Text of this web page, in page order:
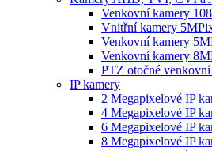
Venkovní kamery
Vnitřní kamery
Venkovní kamery
Venkovní kamery
PTZ otočné
IP kamery
2 Megapixelové IP
4 Megapixelové IP
6 Megapixelové IP
8 Megapixelové IP